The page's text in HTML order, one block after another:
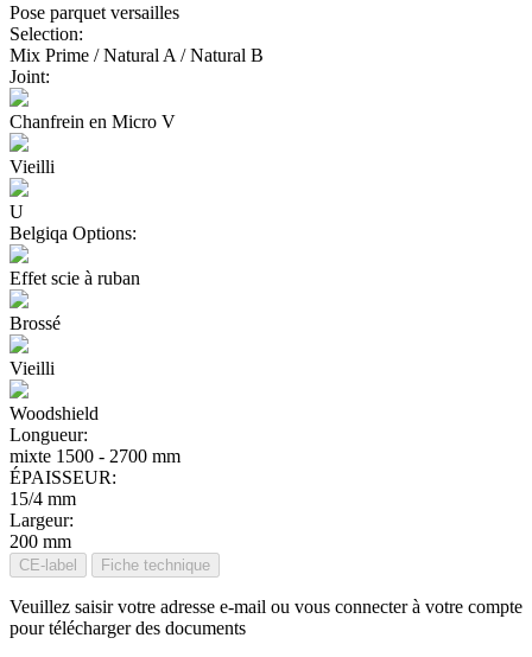
Pose parquet versailles
Selection:
Mix Prime / Natural A / Natural B
Joint:
Chanfrein en Micro V
Vieilli
U
Belgiqa Options:
Effet scie à ruban
Brossé
Vieilli
Woodshield
Longueur:
mixte 1500 - 2700 mm
ÉPAISSEUR:
15/4 mm
Largeur:
200 mm
CE-label Fiche technique
Veuillez saisir votre adresse e-mail ou vous connecter à votre compte
pour télécharger des documents